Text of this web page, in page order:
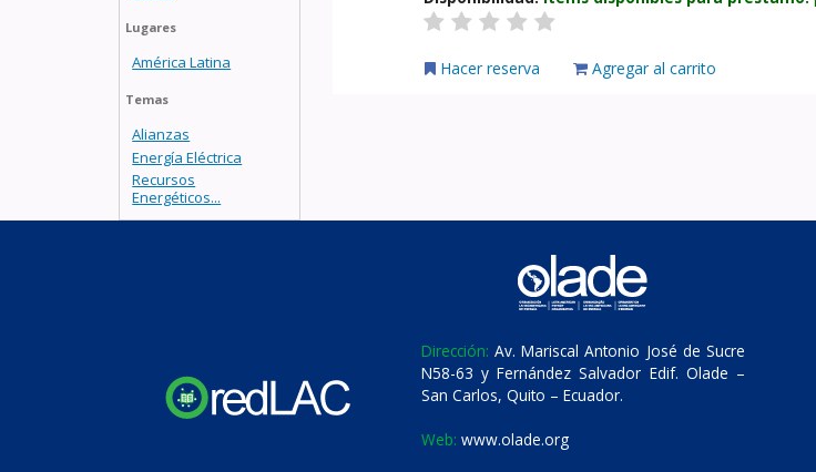
Lugares
América Latina
Temas
Alianzas
Energía Eléctrica
Recursos
Energéticos...
Hacer reserva Agregar al carrito
Dirección: Av. Mariscal Antonio José de Sucre
N58-63 y Fernández Salvador Edif. Olade –
San Carlos, Quito – Ecuador.
Web: www.olade.org